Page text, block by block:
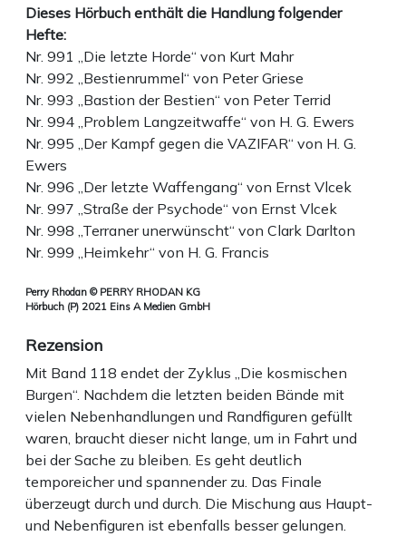
Dieses Hörbuch enthält die Handlung folgender
Hefte:
Nr. 991 „Die letzte Horde“ von Kurt Mahr
Nr. 992 „Bestienrummel“ von Peter Griese
Nr. 993 „Bastion der Bestien“ von Peter Terrid
Nr. 994 „Problem Langzeitwaffe“ von H. G. Ewers
Nr. 995 „Der Kampf gegen die VAZIFAR“ von H. G.
Ewers
Nr. 996 „Der letzte Waffengang“ von Ernst Vlcek
Nr. 997 „Straße der Psychode“ von Ernst Vlcek
Nr. 998 „Terraner unerwünscht“ von Clark Darlton
Nr. 999 „Heimkehr“ von H. G. Francis
Perry Rhodan © PERRY RHODAN KG
Hörbuch (P) 2021 Eins A Medien GmbH
Rezension
Mit Band 118 endet der Zyklus „Die kosmischen
Burgen“. Nachdem die letzten beiden Bände mit
vielen Nebenhandlungen und Randfiguren gefüllt
waren, braucht dieser nicht lange, um in Fahrt und
bei der Sache zu bleiben. Es geht deutlich
temporeicher und spannender zu. Das Finale
überzeugt durch und durch. Die Mischung aus Haupt-
und Nebenfiguren ist ebenfalls besser gelungen.